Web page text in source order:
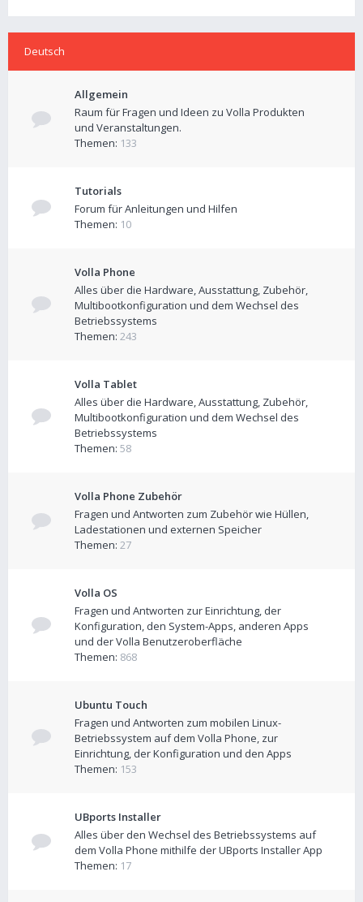
Deutsch
Allgemein
Raum für Fragen und Ideen zu Volla Produkten
und Veranstaltungen.
Themen: 133
Tutorials
Forum für Anleitungen und Hilfen
Themen: 10
Volla Phone
Alles über die Hardware, Ausstattung, Zubehör,
Multibootkonfiguration und dem Wechsel des
Betriebssystems
Themen: 243
Volla Tablet
Alles über die Hardware, Ausstattung, Zubehör,
Multibootkonfiguration und dem Wechsel des
Betriebssystems
Themen: 58
Volla Phone Zubehör
Fragen und Antworten zum Zubehör wie Hüllen,
Ladestationen und externen Speicher
Themen: 27
Volla OS
Fragen und Antworten zur Einrichtung, der
Konfiguration, den System-Apps, anderen Apps
und der Volla Benutzeroberfläche
Themen: 868
Ubuntu Touch
Fragen und Antworten zum mobilen Linux-
Betriebssystem auf dem Volla Phone, zur
Einrichtung, der Konfiguration und den Apps
Themen: 153
UBports Installer
Alles über den Wechsel des Betriebssystems auf
dem Volla Phone mithilfe der UBports Installer App
Themen: 17